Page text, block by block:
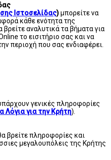
Ιστοσελίδας)μπορείτε να
κάθε ενότητα της
αναλυτικά τα βήματα για
το εισιτήριο σας και να
περιοχή που σας ενδιαφέρει.
γενικές πληροφορίες
Λόγια για την Κρήτη).
βρείτε πληροφορίες και
μεγαλουπόλεις της Κρήτης